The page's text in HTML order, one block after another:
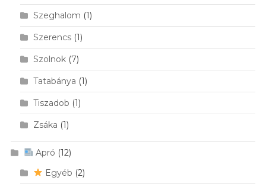
Szeghalom (1)
Szerencs(1)
Szolnok(7)
Tatabánya (1)
Tiszadob (1)
Zsáka (1)
Apró (12)
Egyéb (2)